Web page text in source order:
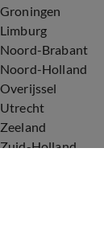
Groningen
Limburg
Noord-Brabant
Noord-Holland
Overijssel
Utrecht
Zeeland
Zuid-Holland